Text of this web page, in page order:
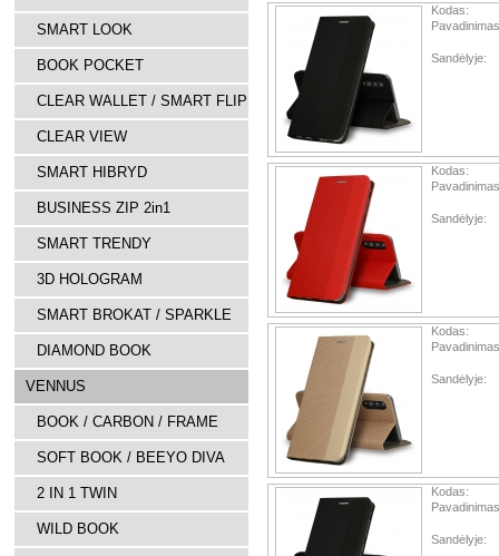
SMART LOOK
BOOK POCKET
CLEAR WALLET / SMART FLIP
CLEAR VIEW
SMART HIBRYD
BUSINESS ZIP 2in1
SMART TRENDY
3D HOLOGRAM
SMART BROKAT / SPARKLE
DIAMOND BOOK
VENNUS
BOOK / CARBON / FRAME
SOFT BOOK / BEEYO DIVA
2 IN 1 TWIN
WILD BOOK
Kodas:
Sandėlyje:
Kodas:
Sandėlyje:
Kodas:
Sandėlyje:
Kodas:
Sandėlyje: